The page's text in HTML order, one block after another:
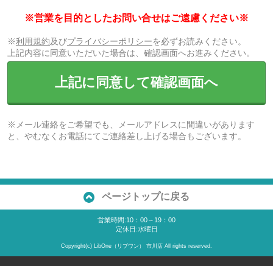
※営業を目的としたお問い合せはご遠慮ください※
※利用規約及びプライバシーポリシーを必ずお読みください。
上記内容に同意いただいた場合は、確認画面へお進みください。
上記に同意して確認画面へ
※メール連絡をご希望でも、メールアドレスに間違いがあります
と、やむなくお電話にてご連絡差し上げる場合もございます。
ページトップに戻る
営業時間:10：00～19：00
定休日:水曜日
Copyright(c) LibOne（リブワン） 市川店 All rights reserved.